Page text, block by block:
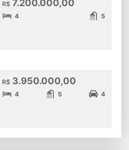
R$ 7.200.000,00
4 5
R$ 3.950.000,00
4 5 4